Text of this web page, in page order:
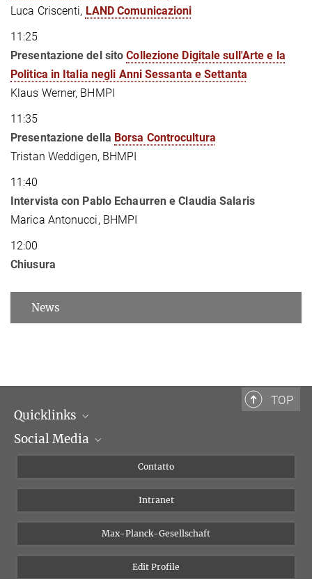
Luca Criscenti, LAND Comunicazioni
11:25
Presentazione del sitoCollezione Digitale sull'Arte e la
Politica in Italia negli Anni Sessanta e Settanta
Klaus Werner, BHMPI
11:35
Presentazione della Borsa Controcultura
Tristan Weddigen, BHMPI
11:40
Intervista con Pablo Echaurren e Claudia Salaris
Marica Antonucci, BHMPI
12:00
Chiusura
News
TOP
Quicklinks
Dipartimenti di ricerca
Social Media
Instagram
Bluesky
Vimeo
Contatto
Intranet
Max-Planck-Gesellschaft
Edit Profile